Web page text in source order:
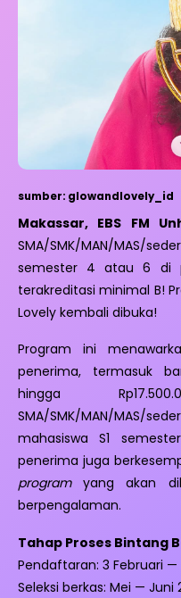
sumber: glowandlovely_id
Makassar, EBS FM
SMA/SMK/MAN/
semester 4 atau 6 di
terakreditasi minimal B!
Lovely kembali dibuka!
Program ini
penerima, termasuk
hingga
SMA/SMK/MAN/MAS/
mahasiswa S1
penerima juga
programyang akan
berpengalaman.
Tahap Proses Bintang
Pendaftaran: 3 Februari —
Seleksi berkas: Mei — Juni